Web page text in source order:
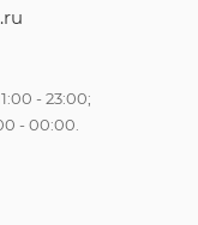
- 23:00;
- 00:00.